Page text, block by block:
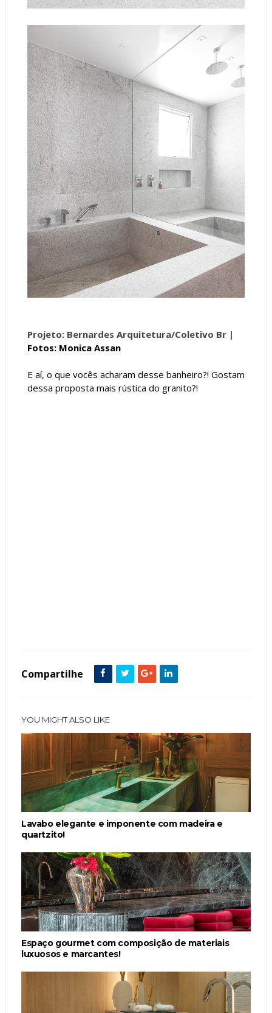
Projeto: Bernardes Arquitetura/Coletivo Br |
Fotos: Monica Assan
E aí, o que vocês acharam desse banheiro?! Gostam
dessa proposta mais rústica do granito?!
Compartilhe
YOU MIGHT ALSO LIKE
Lavabo elegante e imponente com madeira e
quartzito!
Espaço gourmet com composição de materiais
luxuosos e marcantes!